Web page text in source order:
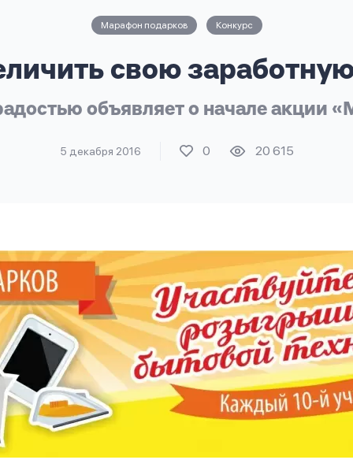
Марафон подарков Конкурс
свою
объявляет о начале акции
5 декабря 2016 0 20 615